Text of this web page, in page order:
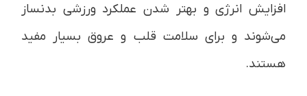
افزایش انرژی و بهتر شدن عملکرد ورزشی بدنساز
می‌شوند و برای سلامت قلب و عروق بسیار مفید
هستند.